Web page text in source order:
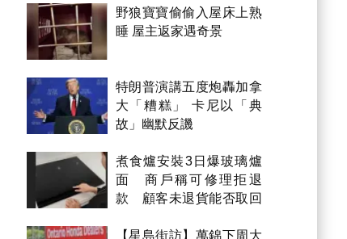
野狼寶寶偷偷入屋床上熟
睡 屋主返家遇奇景
特朗普演講五度炮轟加拿
大「糟糕」 卡尼以「典
故」幽默反譏
煮食爐安裝3日爆玻璃爐
面 商戶稱可修理拒退
款 顧客未退貨能否取回
【星島街訪】萬錦下周大